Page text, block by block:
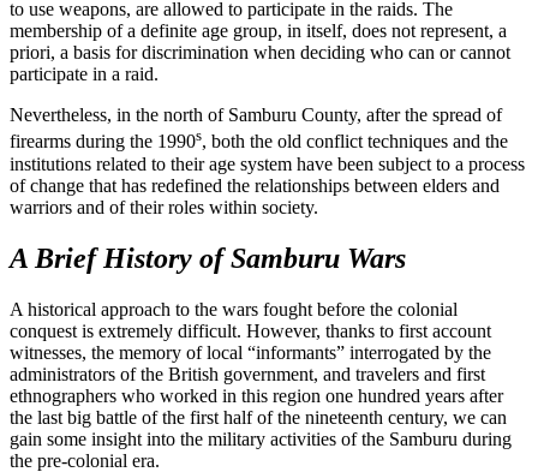
to use weapons, are allowed to participate in the raids. The
membership of a definite age group, in itself, does not represent, a
priori, a basis for discrimination when deciding who can or cannot
participate in a raid.
Nevertheless, in the north of Samburu County, after the spread of
firearms during the 1990s, both the old conflict techniques and the
institutions related to their age system have been subject to a process
of change that has redefined the relationships between elders and
warriors and of their roles within society.
A Brief History of Samburu Wars
A historical approach to the wars fought before the colonial
conquest is extremely difficult. However, thanks to first account
witnesses, the memory of local “informants” interrogated by the
administrators of the British government, and travelers and first
ethnographers who worked in this region one hundred years after
the last big battle of the first half of the nineteenth century, we can
gain some insight into the military activities of the Samburu during
the pre-colonial era.